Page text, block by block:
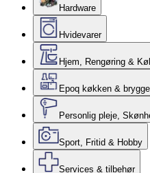
Hardware
Hvidevarer
Hjem, Rengøring &
Epoq køkken &
Personlig pleje,
Sport, Fritid & Hobby
Services & tilbehør